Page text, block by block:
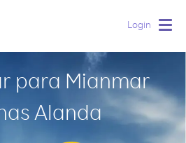
Login
para Mianmar
Alanda